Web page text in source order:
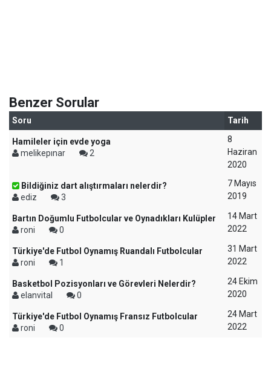
Benzer Sorular
Soru Tarih
Hamileler için evde yoga
melikepınar
2
8
Haziran
2020
Bildiğiniz dart alıştırmaları nelerdir?
ediz
3
7 Mayıs
2019
Bartın Doğumlu Futbolcular ve Oynadıkları Kulüpler
roni
0
14 Mart
2022
Türkiye'de Futbol Oynamış Ruandalı Futbolcular
roni
1
31 Mart
2022
Basketbol Pozisyonları ve Görevleri Nelerdir?
elanvital
0
24 Ekim
2020
Türkiye'de Futbol Oynamış Fransız Futbolcular
roni
0
24 Mart
2022